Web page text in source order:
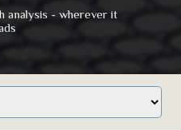
analysis - wherever it